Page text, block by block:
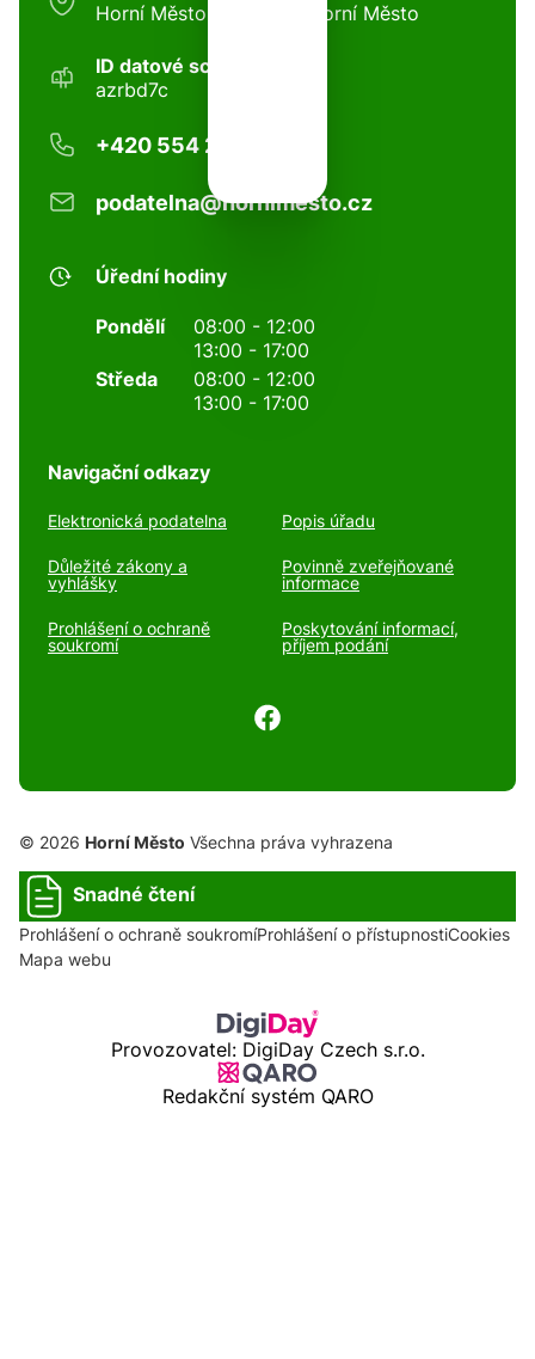
Horní Město 97, 79344 Horní Město
ID datové schránky:
azrbd7c
+420 554 281 002
podatelna@hornimesto.cz
Úřední hodiny
Pondělí
08:00 - 12:00
13:00 - 17:00
Středa
08:00 - 12:00
13:00 - 17:00
Navigační odkazy
Elektronická podatelna Popis úřadu
Důležité zákony a
vyhlášky
Povinně zveřejňované
informace
Prohlášení o ochraně
soukromí
Poskytování informací,
příjem podání
© 2026 Horní Město Všechna práva vyhrazena
Snadné čtení
Prohlášení o ochraně soukromíProhlášení o přístupnostiCookies
Mapa webu
Provozovatel: DigiDay Czech s.r.o.
Redakční systém QARO